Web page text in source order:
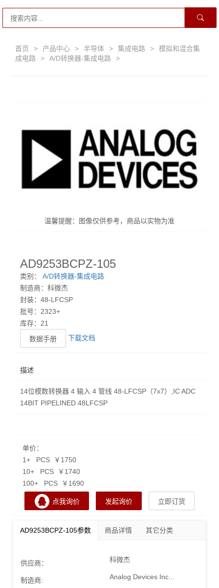
首页 > 产品中心 > 半导体 > 集成电路 >
模拟和混合集
成电路
> A/D转换器-集成电路 >
温馨提醒：图像仅供参考，商品以实物为准
AD9253BCPZ-105
类别： A/D转换器-集成电路
制造商：科微杰
封装：48-LFCSP
批号：2323+
库存：21
数据手册
下载文档
描述
14位模数转换器 4 输入 4 管线 48-LFCSP（7x7）,IC ADC
14BIT PIPELINED 48LFCSP
单价：
1+ PCS ￥1750
10+ PCS ￥1740
100+ PCS ￥1690
点我询价 发起询价 立即订货
AD9253BCPZ-105参数 商品详情 其它分类
供应商： 科微杰
制造商: Analog Devices Inc...